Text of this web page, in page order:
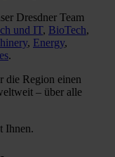
Dresdner Team
und IT, BioTech,
, Energy,
.
die Region einen
– über alle
Ihnen.